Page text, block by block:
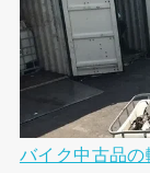
バイク中古品